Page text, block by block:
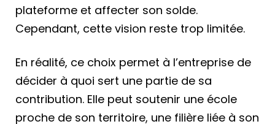
plateforme et affecter son solde.
Cependant, cette vision reste trop limitée.
En réalité, ce choix permet à l’entreprise de
décider à quoi sert une partie de sa
contribution. Elle peut soutenir une école
proche de son territoire, une filière liée à son